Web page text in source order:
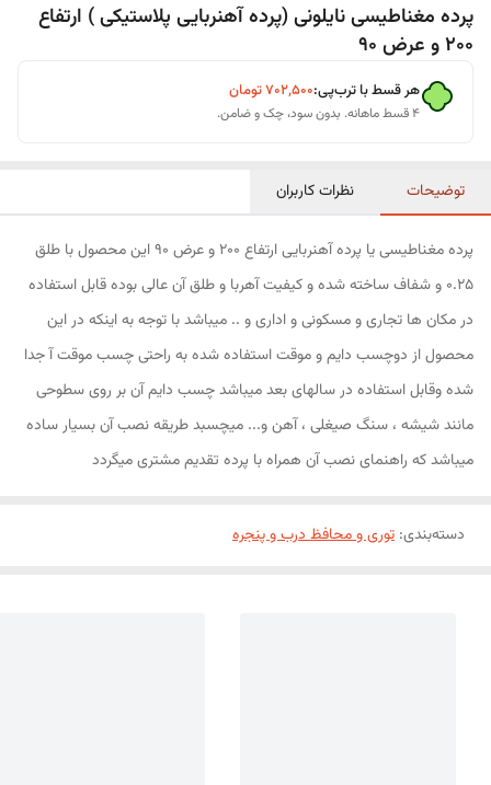
پرده مغناطیسی نایلونی (پرده آهنربایی پلاستیکی ) ارتفاع
200 و عرض 90
هر قسط با ترب‌پی:۷۰۲٬۵۰۰تومان
۴ قسط ماهانه. بدون سود، چک و ضامن.
توضیحات نظرات کاربران
پرده مغناطیسی یا پرده آهنربایی ارتفاع 200 و عرض 90 این محصول با طلق
0.25 و شفاف ساخته شده و کیفیت آهربا و طلق آن عالی بوده قابل استفاده
در مکان ها تجاری و مسکونی و اداری و .. میباشد با توجه به اینکه در این
محصول از دوچسب دایم و موقت استفاده شده به راحتی چسب موقت آ جدا
شده وقابل استفاده در سالهای بعد میباشد چسب دایم آن بر روی سطوحی
مانند شیشه ، سنگ صیغلی ، آهن و... میچسبد طریقه نصب آن بسیار ساده
میباشد که راهنمای نصب آن همراه با پرده تقدیم مشتری میگردد
دسته‌بندی: توری و محافظ درب و پنجره